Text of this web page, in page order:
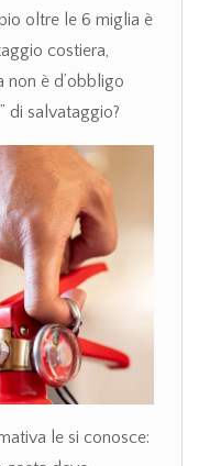
oltre le 6 miglia è
costiera,
non è d’obbligo
di salvataggio?
le si conosce: